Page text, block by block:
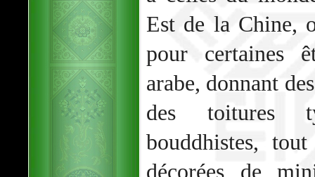
Est de la Chine,
pour certaines
arabe, donnant
des toitures
bouddhistes,
décorées de